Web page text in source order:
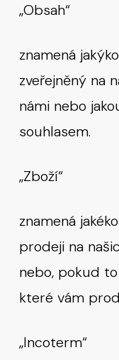
„Obsah“
znamená
zveřejněný na
námi nebo
souhlasem.
„Zboží“
znamená
prodeji na
nebo, pokud
které vám
„Incoterm“